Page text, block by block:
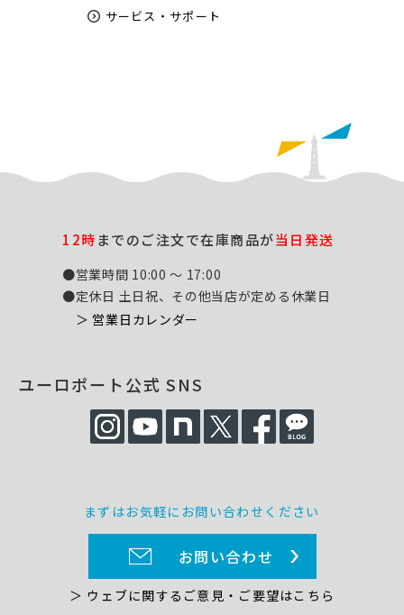
サービス・サポート
12時までのご注文で在庫商品が当日発送
●営業時間 10:00 ～ 17:00
●定休日 土日祝、その他当店が定める休業日
＞ 営業日カレンダー
ユーロポート公式 SNS
まずはお気軽にお問い合わせください
お問い合わせ
＞ ウェブに関するご意見・ご要望はこちら